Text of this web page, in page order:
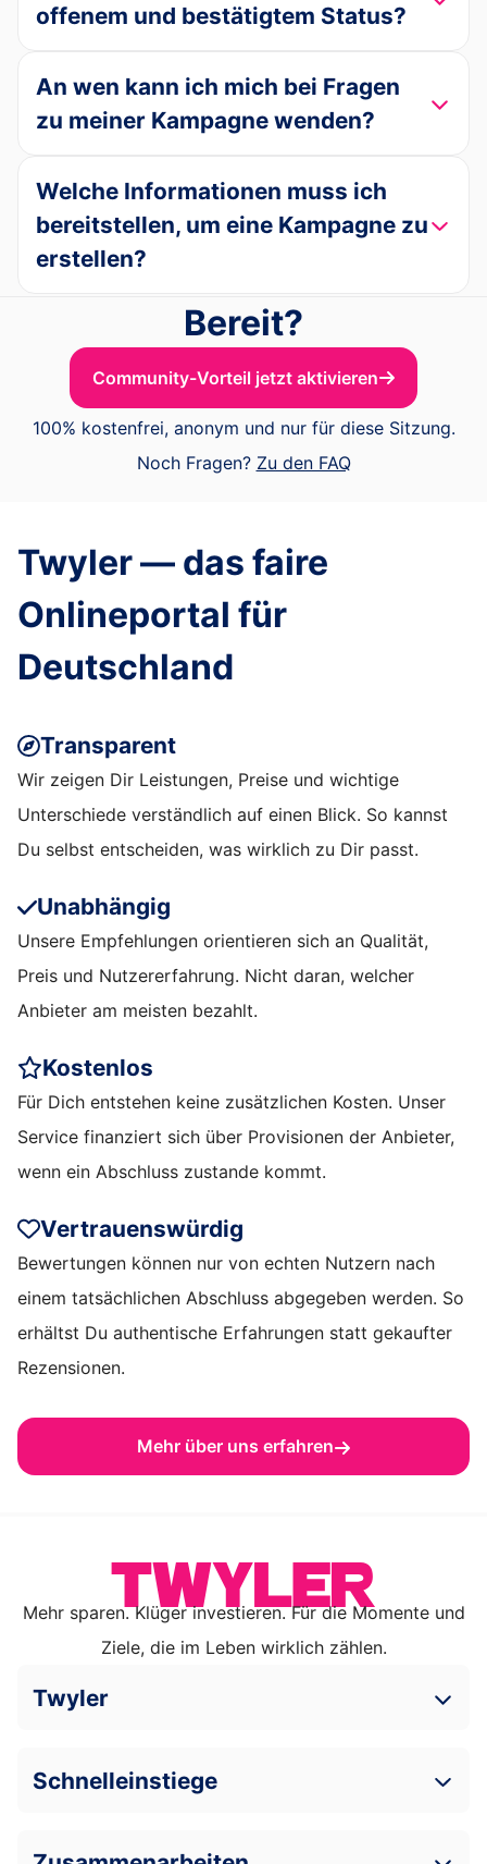
offenem und bestätigtem Status?
An wen kann ich mich bei Fragen
zu meiner Kampagne wenden?
Welche Informationen muss ich
bereitstellen, um eine Kampagne zu
erstellen?
Bereit?
Community-Vorteil jetzt aktivieren
100% kostenfrei, anonym und nur für diese Sitzung.
Noch Fragen? Zu den FAQ
Twyler — das faire
Onlineportal für
Deutschland
Transparent
Wir zeigen Dir Leistungen, Preise und wichtige
Unterschiede verständlich auf einen Blick. So kannst
Du selbst entscheiden, was wirklich zu Dir passt.
Unabhängig
Unsere Empfehlungen orientieren sich an Qualität,
Preis und Nutzererfahrung. Nicht daran, welcher
Anbieter am meisten bezahlt.
Kostenlos
Für Dich entstehen keine zusätzlichen Kosten. Unser
Service finanziert sich über Provisionen der Anbieter,
wenn ein Abschluss zustande kommt.
Vertrauenswürdig
Bewertungen können nur von echten Nutzern nach
einem tatsächlichen Abschluss abgegeben werden. So
erhältst Du authentische Erfahrungen statt gekaufter
Rezensionen.
Mehr über uns erfahren
Mehr sparen. Klüger investieren. Für die Momente und
Ziele, die im Leben wirklich zählen.
Twyler
Schnelleinstiege